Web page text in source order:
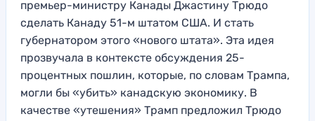
премьер-министру Канады Джастину Трюдо
сделать Канаду 51-м штатом США. И стать
губернатором этого «нового штата». Эта идея
прозвучала в контексте обсуждения 25-
процентных пошлин, которые, по словам Трампа,
могли бы «убить» канадскую экономику. В
качестве «утешения» Трамп предложил Трюдо